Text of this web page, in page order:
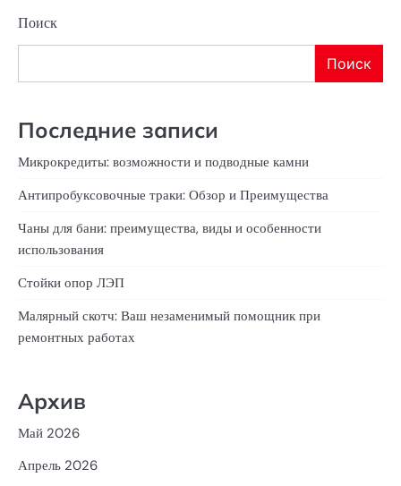
Поиск
Поиск
Последние записи
Микрокредиты: возможности и подводные камни
Антипробуксовочные траки: Обзор и Преимущества
Чаны для бани: преимущества, виды и особенности
использования
Стойки опор ЛЭП
Малярный скотч: Ваш незаменимый помощник при
ремонтных работах
Архив
Май 2026
Апрель 2026